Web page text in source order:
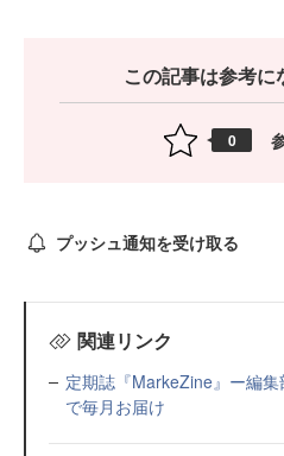
この記事は参考に
0
プッシュ通知を受け取る
関連リンク
定期誌『MarkeZine』ー編集
で毎月お届け